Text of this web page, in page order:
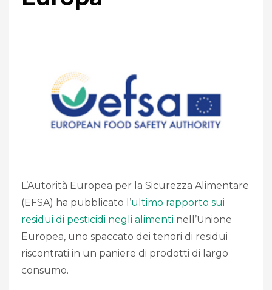
L’Autorità Europea per la Sicurezza Alimentare
(EFSA) ha pubblicato l’ultimo rapporto sui
residui di pesticidi negli alimenti nell’Unione
Europea, uno spaccato dei tenori di residui
riscontrati in un paniere di prodotti di largo
consumo.